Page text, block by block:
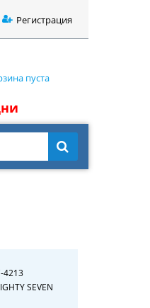
Регистрация
пуста
4213
SEVEN